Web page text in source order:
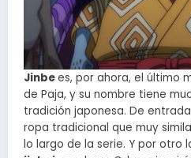
Jinbees, por ahora, el último
de Paja, y su nombre tiene
tradición japonesa. De
ropa tradicional que muy
lo largo de la serie. Y por otro